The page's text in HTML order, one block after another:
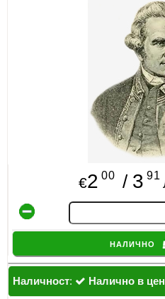
МЕБЕЛИ И
КНИГИ И
€2 00 / 3 91
налично
Наличност: Налично в